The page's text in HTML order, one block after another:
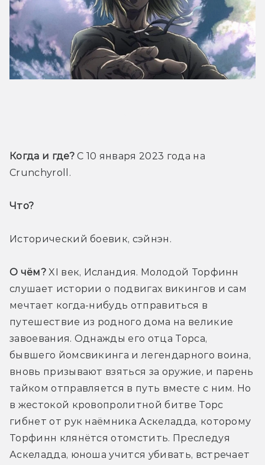
Когда и где? С 10 января 2023 года на
Crunchyroll.
Что?
Исторический боевик, сэйнэн.
О чём? XI век, Исландия. Молодой Торфинн
слушает истории о подвигах викингов и сам
мечтает когда-нибудь отправиться в
путешествие из родного дома на великие
завоевания. Однажды его отца Торса,
бывшего йомсвикинга и легендарного воина,
вновь призывают взяться за оружие, и парень
тайком отправляется в путь вместе с ним. Но
в жестокой кровопролитной битве Торс
гибнет от рук наёмника Аскеладда, которому
Торфинн клянётся отомстить. Преследуя
Аскеладда, юноша учится убивать, встречает